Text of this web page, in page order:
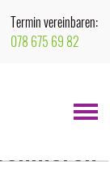
Termin vereinbaren:
078 675 69 82
Menu